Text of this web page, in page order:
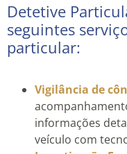
Detetive
seguintes
particular:
Vigilância de
informações
veículo com